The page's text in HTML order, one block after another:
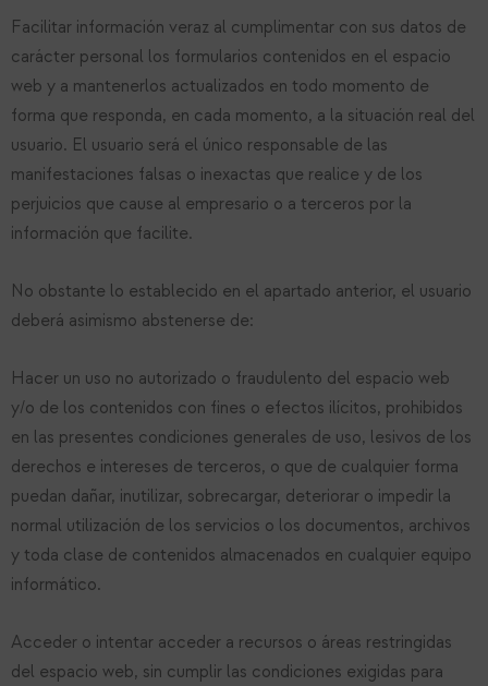
Facilitar información veraz al cumplimentar con sus datos de
carácter personal los formularios contenidos en el espacio
web y a mantenerlos actualizados en todo momento de
forma que responda, en cada momento, a la situación real del
usuario. El usuario será el único responsable de las
manifestaciones falsas o inexactas que realice y de los
perjuicios que cause al empresario o a terceros por la
información que facilite.
No obstante lo establecido en el apartado anterior, el usuario
deberá asimismo abstenerse de:
Hacer un uso no autorizado o fraudulento del espacio web
y/o de los contenidos con fines o efectos ilícitos, prohibidos
en las presentes condiciones generales de uso, lesivos de los
derechos e intereses de terceros, o que de cualquier forma
puedan dañar, inutilizar, sobrecargar, deteriorar o impedir la
normal utilización de los servicios o los documentos, archivos
y toda clase de contenidos almacenados en cualquier equipo
informático.
Acceder o intentar acceder a recursos o áreas restringidas
del espacio web, sin cumplir las condiciones exigidas para